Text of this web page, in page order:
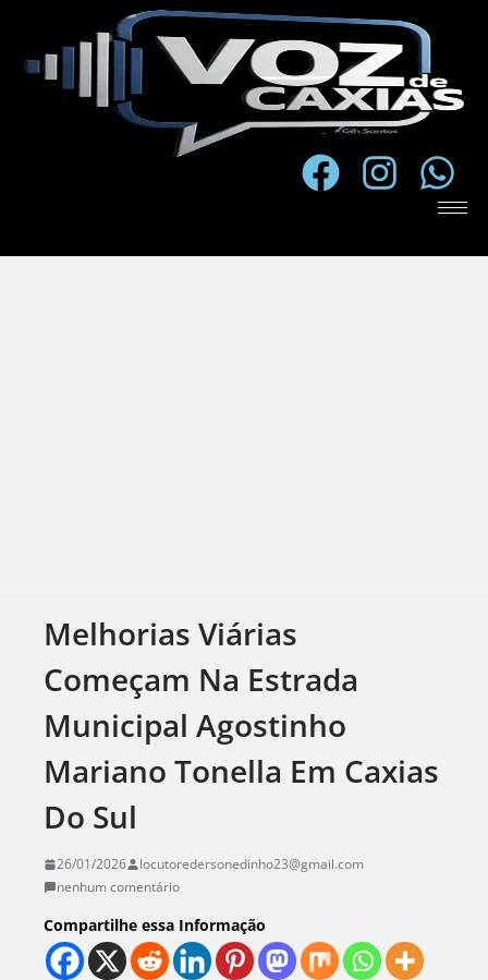
Melhorias Viárias
Começam Na Estrada
Municipal Agostinho
Mariano Tonella Em Caxias
Do Sul
26/01/2026
locutoredersonedinho23@gmail.com
nenhum comentário
Compartilhe essa Informação